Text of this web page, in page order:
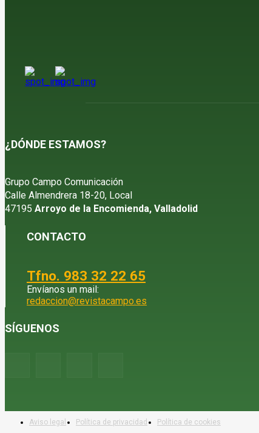
¿DÓNDE ESTAMOS?
Grupo Campo Comunicación
Calle Almendrera 18-20, Local
47195 Arroyo de la Encomienda, Valladolid
CONTACTO
Tfno. 983 32 22 65
Envíanos un mail:
redaccion@revistacampo.es
SÍGUENOS
Aviso legal Política de privacidad Política de cookies